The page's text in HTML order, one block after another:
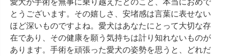
愛犬が手術を無事に乗り越えたとのこと、本当におめで
とうございます。その嬉しさ、安堵感は言葉に表せない
ほど深いものですよね。愛犬はあなたにとって大切な存
在であり、その健康を願う気持ちは計り知れないものが
あります。手術を頑張った愛犬の姿勢を思うと、どれだ